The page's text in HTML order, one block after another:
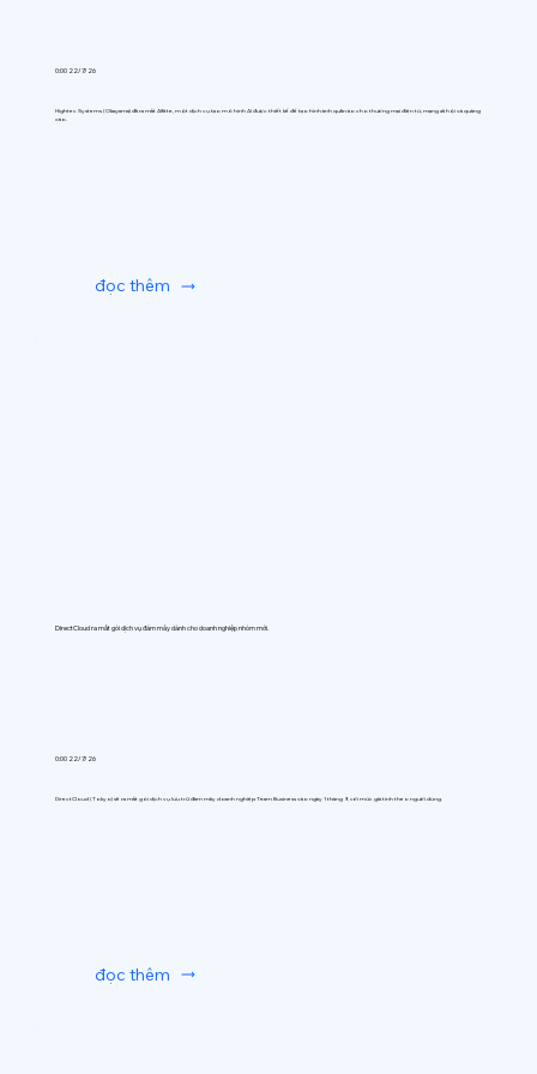
0:00 22/7/26
Hightec Systems (Okayama) đã ra mắt AIfitte, một dịch vụ tạo mô hình AI được thiết kế để tạo hình ảnh quần áo cho thương mại điện tử, mạng xã hội và quảng
cáo.
đọc thêm
DirectCloud ra mắt gói dịch vụ đám mây dành cho doanh nghiệp nhóm mới.
0:00 22/7/26
DirectCloud (Tokyo) sẽ ra mắt gói dịch vụ lưu trữ đám mây doanh nghiệp Team Business vào ngày 1 tháng 9, với mức giá tính theo người dùng.
đọc thêm